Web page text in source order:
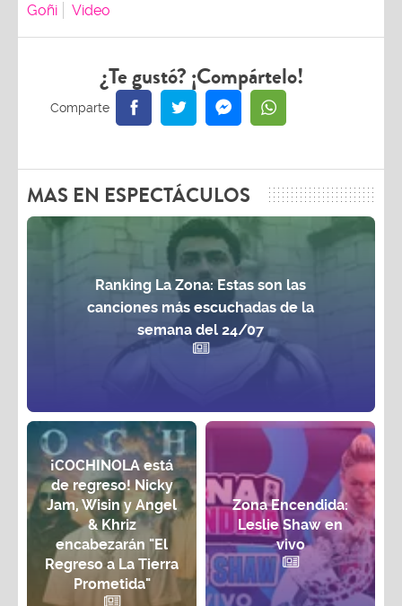
Goñi
Video
¿Te gustó? ¡Compártelo!
MAS EN ESPECTÁCULOS
Ranking La Zona: Estas son las
canciones más escuchadas de la
semana del 24/07
¡COCHINOLA está
de regreso! Nicky
Jam, Wisin y Angel
& Khriz
encabezarán "El
Regreso a La Tierra
Prometida"
Zona Encendida:
Leslie Shaw en
vivo